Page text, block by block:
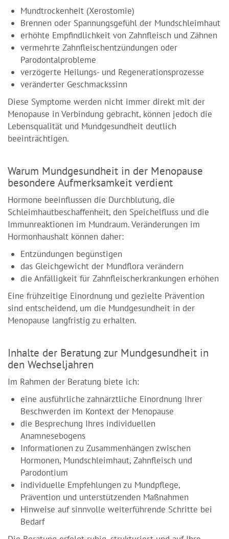
Mundtrockenheit (Xerostomie)
Brennen oder Spannungsgefühl der Mundschleimhaut
erhöhte Empfindlichkeit von Zahnfleisch und Zähnen
vermehrte Zahnfleischentzündungen oder
Parodontalprobleme
verzögerte Heilungs- und Regenerationsprozesse
veränderter Geschmackssinn
Diese Symptome werden nicht immer direkt mit der
Menopause in Verbindung gebracht, können jedoch die
Lebensqualität und Mundgesundheit deutlich
beeinträchtigen.
Warum Mundgesundheit in der Menopause
besondere Aufmerksamkeit verdient
Hormone beeinflussen die Durchblutung, die
Schleimhautbeschaffenheit, den Speichelfluss und die
Immunreaktionen im Mundraum. Veränderungen im
Hormonhaushalt können daher:
Entzündungen begünstigen
das Gleichgewicht der Mundflora verändern
die Anfälligkeit für Zahnfleischerkrankungen erhöhen
Eine frühzeitige Einordnung und gezielte Prävention
sind entscheidend, um die Mundgesundheit in der
Menopause langfristig zu erhalten.
Inhalte der Beratung zur Mundgesundheit in
den Wechseljahren
Im Rahmen der Beratung biete ich:
eine ausführliche zahnärztliche Einordnung Ihrer
Beschwerden im Kontext der Menopause
die Besprechung Ihres individuellen
Anamnesebogens
Informationen zu Zusammenhängen zwischen
Hormonen, Mundschleimhaut, Zahnfleisch und
Parodontium
individuelle Empfehlungen zu Mundpflege,
Prävention und unterstützenden Maßnahmen
Hinweise auf sinnvolle weiterführende Schritte bei
Bedarf